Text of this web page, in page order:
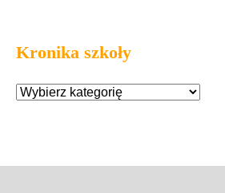
Kronika szkoły